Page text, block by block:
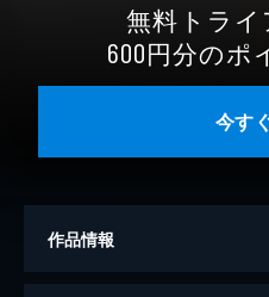
無料トライ
600円分のポ
今す
作品情報